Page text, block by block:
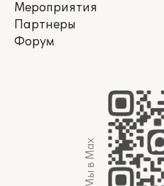
Мероприятия
Партнеры
Форум
Мы в Max